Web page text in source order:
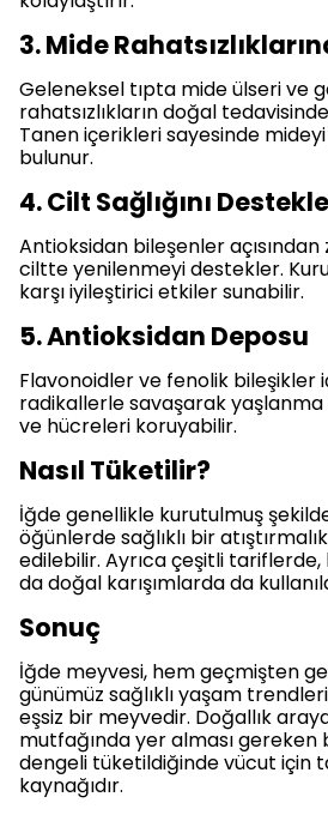
3. Mide
Geleneksel tıpta mide ülseri ve
rahatsızlıkların doğal
Tanen içerikleri sayesinde mideyi
bulunur.
4. Cilt Sağlığını
Antioksidan bileşenler
ciltte yenilenmeyi destekler.
karşı iyileştirici etkiler sunabilir.
5. Antioksidan Deposu
Flavonoidler ve fenolik bileşikler
radikallerle savaşarak
ve hücreleri koruyabilir.
Nasıl Tüketilir?
İğde genellikle kurutulmuş
öğünlerde sağlıklı bir
edilebilir. Ayrıca çeşitli
da doğal karışımlarda da
Sonuç
İğde meyvesi, hem geçmişten
günümüz sağlıklı yaşam
eşsiz bir meyvedir. Doğallık
mutfağında yer alması gereken
dengeli tüketildiğinde vücut için
kaynağıdır.